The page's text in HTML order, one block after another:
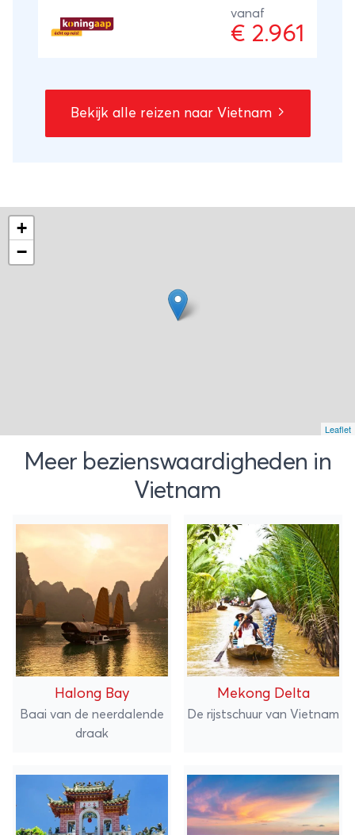
drukte van Hanoi. Vaar door de
betoverende Halongbaai, waar karstbergen
Luier op een tropisch strand, slaap ‘bij de
mensen thuis’ en geniet van de keuken vol
vanaf
€ 2.961
Bekijk alle reizen naar Vietnam
+
−
Leaflet
Meer bezienswaardigheden in
Vietnam
Halong Bay
Baai van de neerdalende
draak
Mekong Delta
De rijstschuur van Vietnam